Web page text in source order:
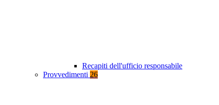
Recapiti dell'ufficio responsabile
Provvedimenti 26